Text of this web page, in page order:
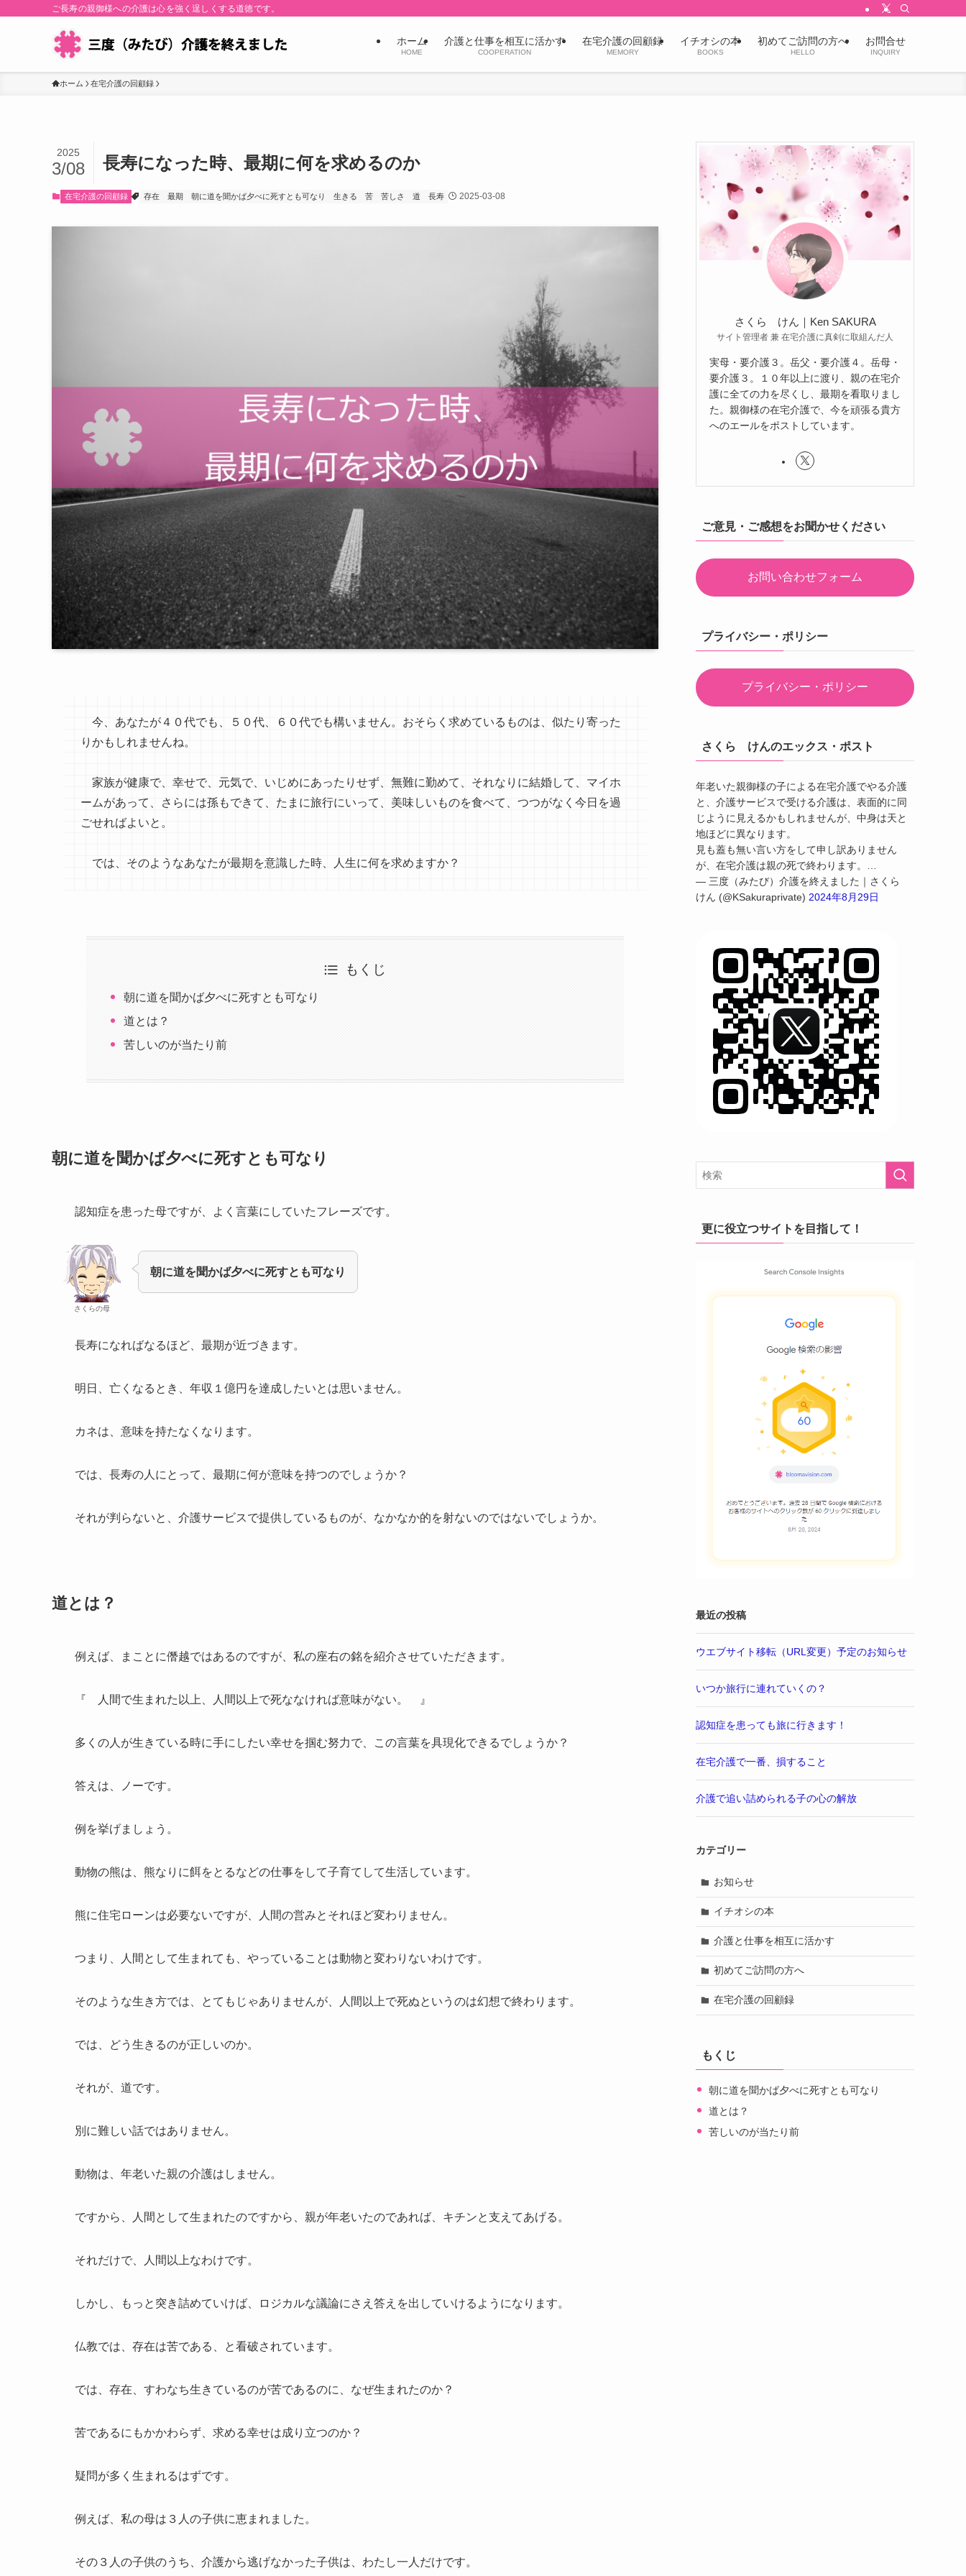
ご長寿の親御様への介護は心を強く逞しくする道徳です。
ホーム
HOME
介護と仕事を相互に活かす
COOPERATION
在宅介護の回顧録
MEMORY
イチオシの本
BOOKS
初めてご訪問の方へ
HELLO
お問合せ
INQUIRY
ホーム 在宅介護の回顧録
長寿になった時、最期に何を求めるのか
2025
3/08
在宅介護の回顧録 存在 最期 朝に道を聞かば夕べに死すとも可なり 生きる 苦 苦しさ 道 長寿 2025-03-08
今、あなたが４０代でも、５０代、６０代でも構いません。おそらく求めているものは、似たり寄った
りかもしれませんね。
家族が健康で、幸せで、元気で、いじめにあったりせず、無難に勤めて、それなりに結婚して、マイホ
ームがあって、さらには孫もできて、たまに旅行にいって、美味しいものを食べて、つつがなく今日を過
ごせればよいと。
では、そのようなあなたが最期を意識した時、人生に何を求めますか？
もくじ
朝に道を聞かば夕べに死すとも可なり
道とは？
苦しいのが当たり前
朝に道を聞かば夕べに死すとも可なり
認知症を患った母ですが、よく言葉にしていたフレーズです。
さくらの母
朝に道を聞かば夕べに死すとも可なり
長寿になればなるほど、最期が近づきます。
明日、亡くなるとき、年収１億円を達成したいとは思いません。
カネは、意味を持たなくなります。
では、長寿の人にとって、最期に何が意味を持つのでしょうか？
それが判らないと、介護サービスで提供しているものが、なかなか的を射ないのではないでしょうか。
道とは？
例えば、まことに僭越ではあるのですが、私の座右の銘を紹介させていただきます。
『 人間で生まれた以上、人間以上で死ななければ意味がない。 』
多くの人が生きている時に手にしたい幸せを掴む努力で、この言葉を具現化できるでしょうか？
答えは、ノーです。
例を挙げましょう。
動物の熊は、熊なりに餌をとるなどの仕事をして子育てして生活しています。
熊に住宅ローンは必要ないですが、人間の営みとそれほど変わりません。
つまり、人間として生まれても、やっていることは動物と変わりないわけです。
そのような生き方では、とてもじゃありませんが、人間以上で死ぬというのは幻想で終わります。
では、どう生きるのが正しいのか。
それが、道です。
別に難しい話ではありません。
動物は、年老いた親の介護はしません。
ですから、人間として生まれたのですから、親が年老いたのであれば、キチンと支えてあげる。
それだけで、人間以上なわけです。
しかし、もっと突き詰めていけば、ロジカルな議論にさえ答えを出していけるようになります。
仏教では、存在は苦である、と看破されています。
では、存在、すわなち生きているのが苦であるのに、なぜ生まれたのか？
苦であるにもかかわらず、求める幸せは成り立つのか？
疑問が多く生まれるはずです。
例えば、私の母は３人の子供に恵まれました。
その３人の子供のうち、介護から逃げなかった子供は、わたし一人だけです。
さくら けん｜Ken SAKURA
サイト管理者 兼 在宅介護に真剣に取組んだ人
実母・要介護３。岳父・要介護４。岳母・
要介護３。１０年以上に渡り、親の在宅介
護に全ての力を尽くし、最期を看取りまし
た。親御様の在宅介護で、今を頑張る貴方
へのエールをポストしています。
ご意見・ご感想をお聞かせください
お問い合わせフォーム
プライバシー・ポリシー
プライバシー・ポリシー
さくら けんのエックス・ポスト
年老いた親御様の子による在宅介護でやる介護
と、介護サービスで受ける介護は、表面的に同
じように見えるかもしれませんが、中身は天と
地ほどに異なります。
見も蓋も無い言い方をして申し訳ありません
が、在宅介護は親の死で終わります。…
— 三度（みたび）介護を終えました｜さくら
けん (@KSakuraprivate) 2024年8月29日
更に役立つサイトを目指して！
最近の投稿
ウエブサイト移転（URL変更）予定のお知らせ
いつか旅行に連れていくの？
認知症を患っても旅に行きます！
在宅介護で一番、損すること
介護で追い詰められる子の心の解放
カテゴリー
お知らせ
イチオシの本
介護と仕事を相互に活かす
初めてご訪問の方へ
在宅介護の回顧録
もくじ
朝に道を聞かば夕べに死すとも可なり
道とは？
苦しいのが当たり前